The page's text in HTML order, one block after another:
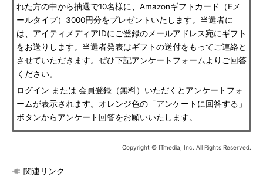
れた方の中から抽選で10名様に、Amazonギフトカード（Eメ
ールタイプ）3000円分をプレゼントいたします。当選者に
は、アイティメディアIDにご登録のメールアドレス宛にギフト
をお送りします。当選者発表はギフトの送付をもってご連絡と
させていただきます。ぜひ下記アンケートフォームよりご回答
ください。
ログイン または 会員登録（無料）いただくとアンケートフォ
ームが表示されます。オレンジ色の「アンケートに回答する」
ボタンからアンケート回答をお願いいたします。
Copyright © ITmedia, Inc. All Rights Reserved.
関連リンク